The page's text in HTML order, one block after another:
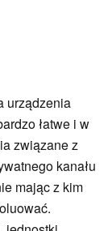
urządzenia
łatwe i w
związane z
kanału
mając z kim